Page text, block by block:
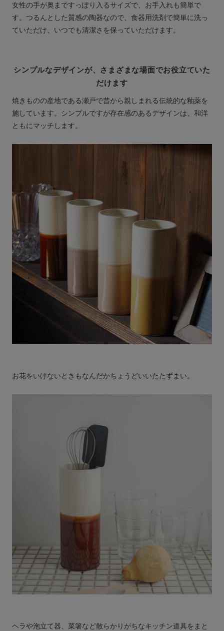
女性の手が奥まですっぽり入るサイズで、お手入れも簡単で
す。つるんとした質感の陶器なので、食器用洗剤で簡単に洗っ
ていただけ、いつでも清潔さを保っていただけます。
シンプルなデザインが、さまざまな場面でお役立ていた
だけます
焼きものの産地である瀬戸で昔から親しまれる伝統的な釉薬を
施しています。シンプルですが存在感のあるデザインは、和洋
ともにマッチします。
お花をいけないときもなんだかちょうどいいたたずまい。
ヘラや泡立て器、菜箸など散らかりがちなキッチン道具をまと